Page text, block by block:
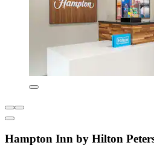
Hampton Inn by Hilton